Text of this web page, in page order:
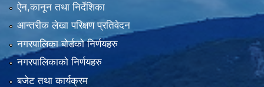
ऐन,कानून तथा निर्देशिका
आन्तरीक लेखा परिक्षण प्रतिवेदन
नगरपालिका बोर्डको निर्णयहरु
नगरपालिकाको निर्णयहरु
बजेट तथा कार्यक्रम